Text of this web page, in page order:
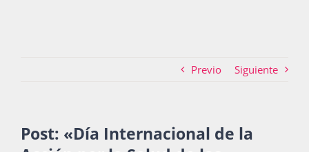
Previo Siguiente
Post: «Día Internacional de la